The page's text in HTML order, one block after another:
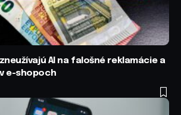
AI na falošné reklamácie a
e-shopoch